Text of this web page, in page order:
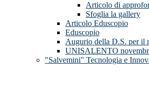
Articolo di
Sfoglia la gallery
Articolo Eduscopio
Eduscopio
Augurio della D.S. per il
UNISALENTO
"Salvemini" Tecnologia e